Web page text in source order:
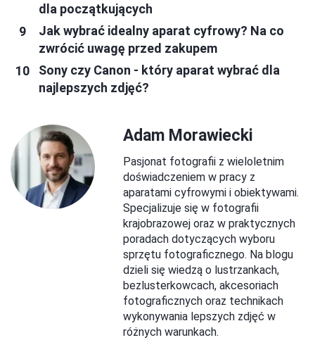
dla początkujących
Jak wybrać idealny aparat cyfrowy? Na co
zwrócić uwagę przed zakupem
Sony czy Canon - który aparat wybrać dla
najlepszych zdjęć?
Adam Morawiecki
Pasjonat fotografii z wieloletnim
doświadczeniem w pracy z
aparatami cyfrowymi i obiektywami.
Specjalizuje się w fotografii
krajobrazowej oraz w praktycznych
poradach dotyczących wyboru
sprzętu fotograficznego. Na blogu
dzieli się wiedzą o lustrzankach,
bezlusterkowcach, akcesoriach
fotograficznych oraz technikach
wykonywania lepszych zdjęć w
różnych warunkach.